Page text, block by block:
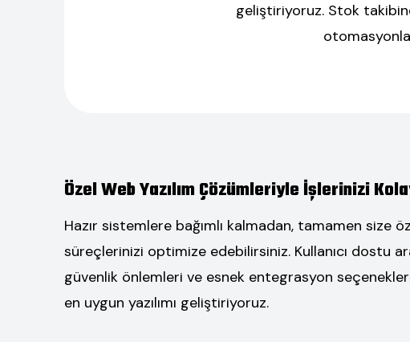
geliştiriyoruz. Stok
Özel Web Yazılım Çözümleriyle İşlerinizi
Hazır sistemlere bağımlı kalmadan, tamamen size
süreçlerinizi optimize edebilirsiniz. Kullanıcı dostu
güvenlik önlemleri ve esnek entegrasyon
en uygun yazılımı geliştiriyoruz.